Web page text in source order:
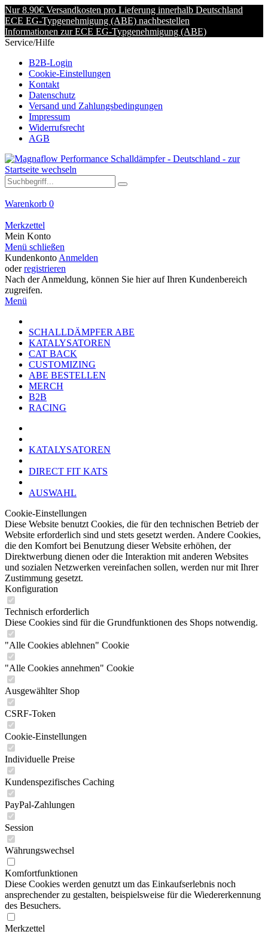
Nur 8.90€ Versandkosten pro Lieferung innerhalb Deutschland
ECE EG-Typgenehmigung (ABE) nachbestellen
Informationen zur ECE EG-Typgenehmigung (ABE)
Service/Hilfe
B2B-Login
Cookie-Einstellungen
Kontakt
Datenschutz
Versand und Zahlungsbedingungen
Impressum
Widerrufsrecht
AGB
Warenkorb 0
Merkzettel
Mein Konto
Menü schließen
Kundenkonto Anmelden
oderregistrieren
Nach der Anmeldung, können Sie hier auf Ihren Kundenbereich
zugreifen.
Menü
SCHALLDÄMPFER ABE
KATALYSATOREN
CAT BACK
CUSTOMIZING
ABE BESTELLEN
MERCH
B2B
RACING
KATALYSATOREN
DIRECT FIT KATS
AUSWAHL
Cookie-Einstellungen
Diese Website benutzt Cookies, die für den technischen Betrieb der
Website erforderlich sind und stets gesetzt werden. Andere Cookies,
die den Komfort bei Benutzung dieser Website erhöhen, der
Direktwerbung dienen oder die Interaktion mit anderen Websites
und sozialen Netzwerken vereinfachen sollen, werden nur mit Ihrer
Zustimmung gesetzt.
Konfiguration
Technisch erforderlich
Diese Cookies sind für die Grundfunktionen des Shops notwendig.
"Alle Cookies ablehnen" Cookie
"Alle Cookies annehmen" Cookie
Ausgewählter Shop
CSRF-Token
Cookie-Einstellungen
Individuelle Preise
Kundenspezifisches Caching
PayPal-Zahlungen
Session
Währungswechsel
Komfortfunktionen
Diese Cookies werden genutzt um das Einkaufserlebnis noch
ansprechender zu gestalten, beispielsweise für die Wiedererkennung
des Besuchers.
Merkzettel